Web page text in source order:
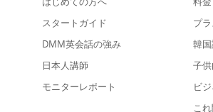
スタートガイド
DMM英会話の強み
日本人講師
モニターレポート
プ
韓
子
ビ
こ